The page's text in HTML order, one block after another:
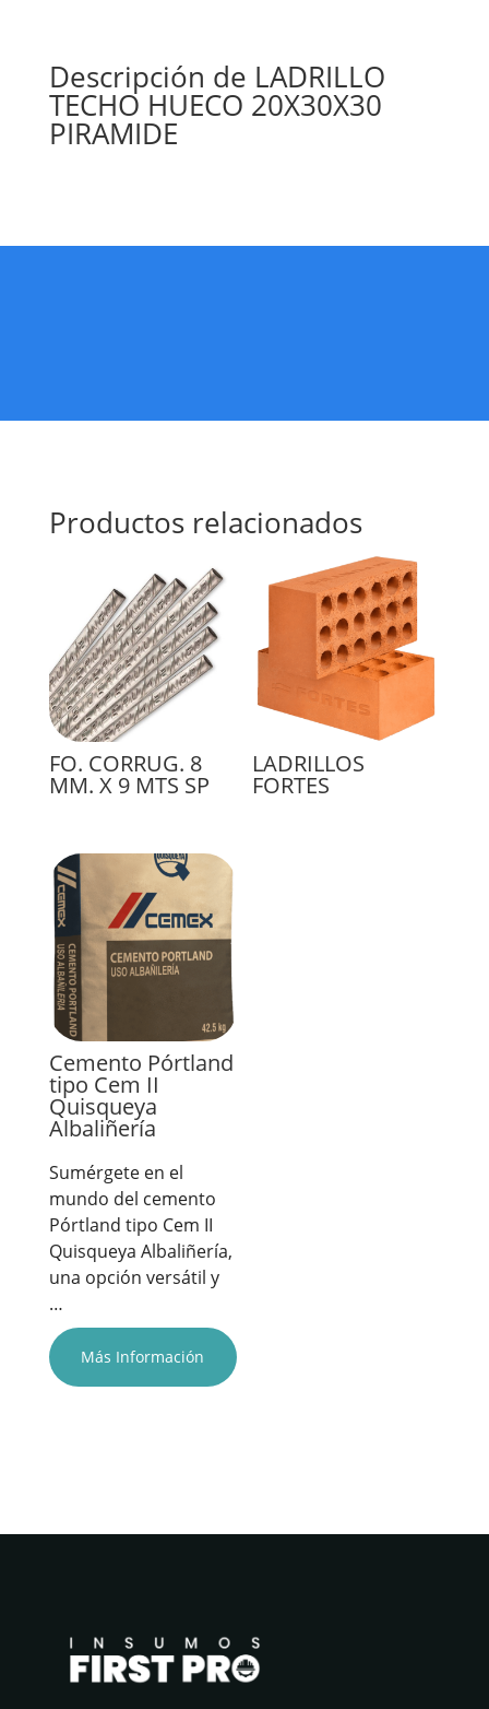
Descripción de LADRILLO
TECHO HUECO 20X30X30
PIRAMIDE
Productos relacionados
FO. CORRUG. 8
MM. X 9 MTS SP
LADRILLOS
FORTES
Cemento Pórtland
tipo Cem II
Quisqueya
Albaliñería
Sumérgete en el
mundo del cemento
Pórtland tipo Cem II
Quisqueya Albaliñería,
una opción versátil y
…
Más Información